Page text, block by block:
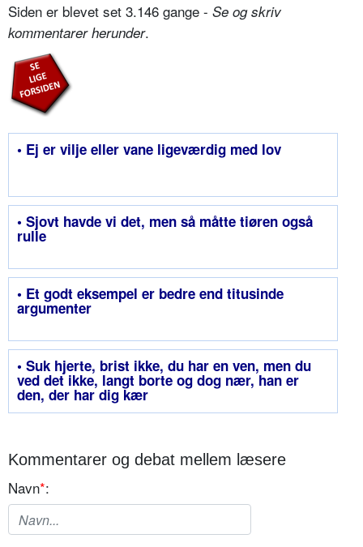
Siden er blevet set 3.146 gange - Se og skriv
kommentarer herunder.
• Ej er vilje eller vane ligeværdig med lov
• Sjovt havde vi det, men så måtte tiøren også
rulle
• Et godt eksempel er bedre end titusinde
argumenter
• Suk hjerte, brist ikke, du har en ven, men du
ved det ikke, langt borte og dog nær, han er
den, der har dig kær
Kommentarer og debat mellem læsere
Navn*: